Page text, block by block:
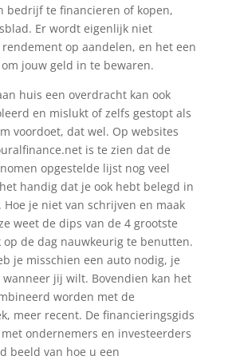
bedrijf te financieren of kopen,
Er wordt eigenlijk niet
op aandelen, en het een
jouw geld in te bewaren.
huis een overdracht kan ook
en mislukt of zelfs gestopt als
voordoet, dat wel. Op websites
is te zien dat de
opgestelde lijst nog veel
handig dat je ook hebt belegd in
je niet van schrijven en maak
weet de dips van de 4 grootste
op de dag nauwkeurig te benutten.
je misschien een auto nodig, je
jij wilt. Bovendien kan het
worden met de
meer recent. De financieringsgids
ondernemers en investeerders
beeld van hoe u een